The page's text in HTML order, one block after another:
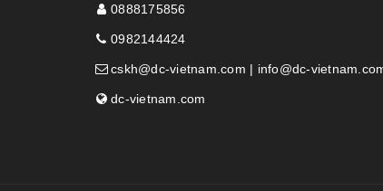
0888175856
0982144424
cskh@dc-vietnam.com | info@dc-
dc-vietnam.com